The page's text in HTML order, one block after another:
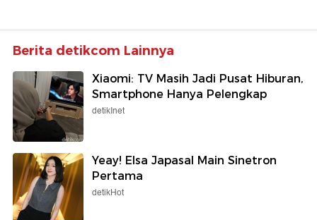
Berita detikcom Lainnya
Xiaomi: TV Masih Jadi Pusat Hiburan,
Smartphone Hanya Pelengkap
detikInet
Yeay! Elsa Japasal Main Sinetron
Pertama
detikHot